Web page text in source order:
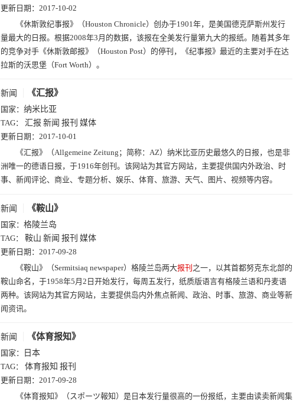
更新日期： 2017-10-02
《休斯敦纪事报》（Houston Chronicle）创办于1901年，是美国德克萨斯州发行
量最大的日报。根据2008年3月的数据，该报在全美发行量第九大的报纸。随着其多年
的竞争对手《休斯敦邮报》（Houston Post）的停刊，《纪事报》最近的主要对手在达
拉斯的沃思堡（Fort Worth）。
新闻 《汇报》
国家： 纳米比亚
TAG： 汇报 新闻 报刊 媒体
更新日期： 2017-10-01
《汇报》（Allgemeine Zeitung；简称：AZ）纳米比亚历史最悠久的日报，也是非
洲唯一的德语日报，于1916年创刊。该网站为其官方网站，主要提供国内外政治、时
事、新闻评论、商业、专题分析、娱乐、体育、旅游、天气、图片、视频等内容。
新闻 《鞍山》
国家： 格陵兰岛
TAG： 鞍山 新闻 报刊 媒体
更新日期： 2017-09-28
《鞍山》（Sermitsiaq newspaper）格陵兰岛两大报刊 之一，以其首都努克东北部的
鞍山命名，于1958年5月2日开始发行，每周五发行，纸质版语言有格陵兰语和丹麦语
两种。该网站为其官方网站，主要提供岛内外焦点新闻、政治、时事、旅游、商业等新
闻资讯。
新闻 《体育报知》
国家：
日本
TAG： 体育报知 报刊
更新日期： 2017-09-28
《体育报知》（スポーツ報知）是日本发行量很高的一份报纸，主要由读卖新闻集